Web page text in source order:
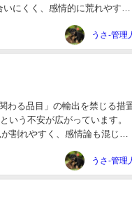
にくく、感情的に荒れやすい
うさ-管理
わる品目」の輸出を禁じる措
いう不安が広がっています。
割れやすく、感情論も混じり
うさ-管理